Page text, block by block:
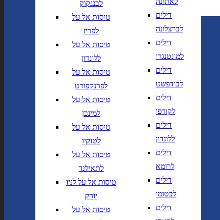
לבנגקוק
טיסות אל על
לפריז
טיסות אל על
ללונדון
טיסות אל על
לפרנקפורט
טיסות אל על
למינכן
טיסות אל על
לטוקיו
טיסות אל על
לתאילנד
טיסות אל על לניו
יורק
טיסות אל על
דילים
לברצלונה
דילים
למונטנגרו
דילים
לבודפשט
דילים
לקורפו
דילים
ללונדון
דילים
לרומא
דילים
לבטומי
דילים
נחיתה ב
חפש
חברות תעופה
הצג רשימת יעדים לבחירה
לוודא בחירת יעד לפני בחירת תאריך, תאריך יציאה,
נא לוודא בחירת יעד לפני בחירת תאריך, תאריך חזרה,